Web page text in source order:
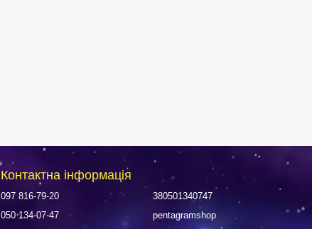
Контактна інформація
097 816-79-20
050 134-07-47
380501340747
pentagramshop